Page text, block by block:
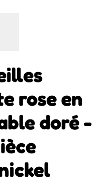
rose en
doré -